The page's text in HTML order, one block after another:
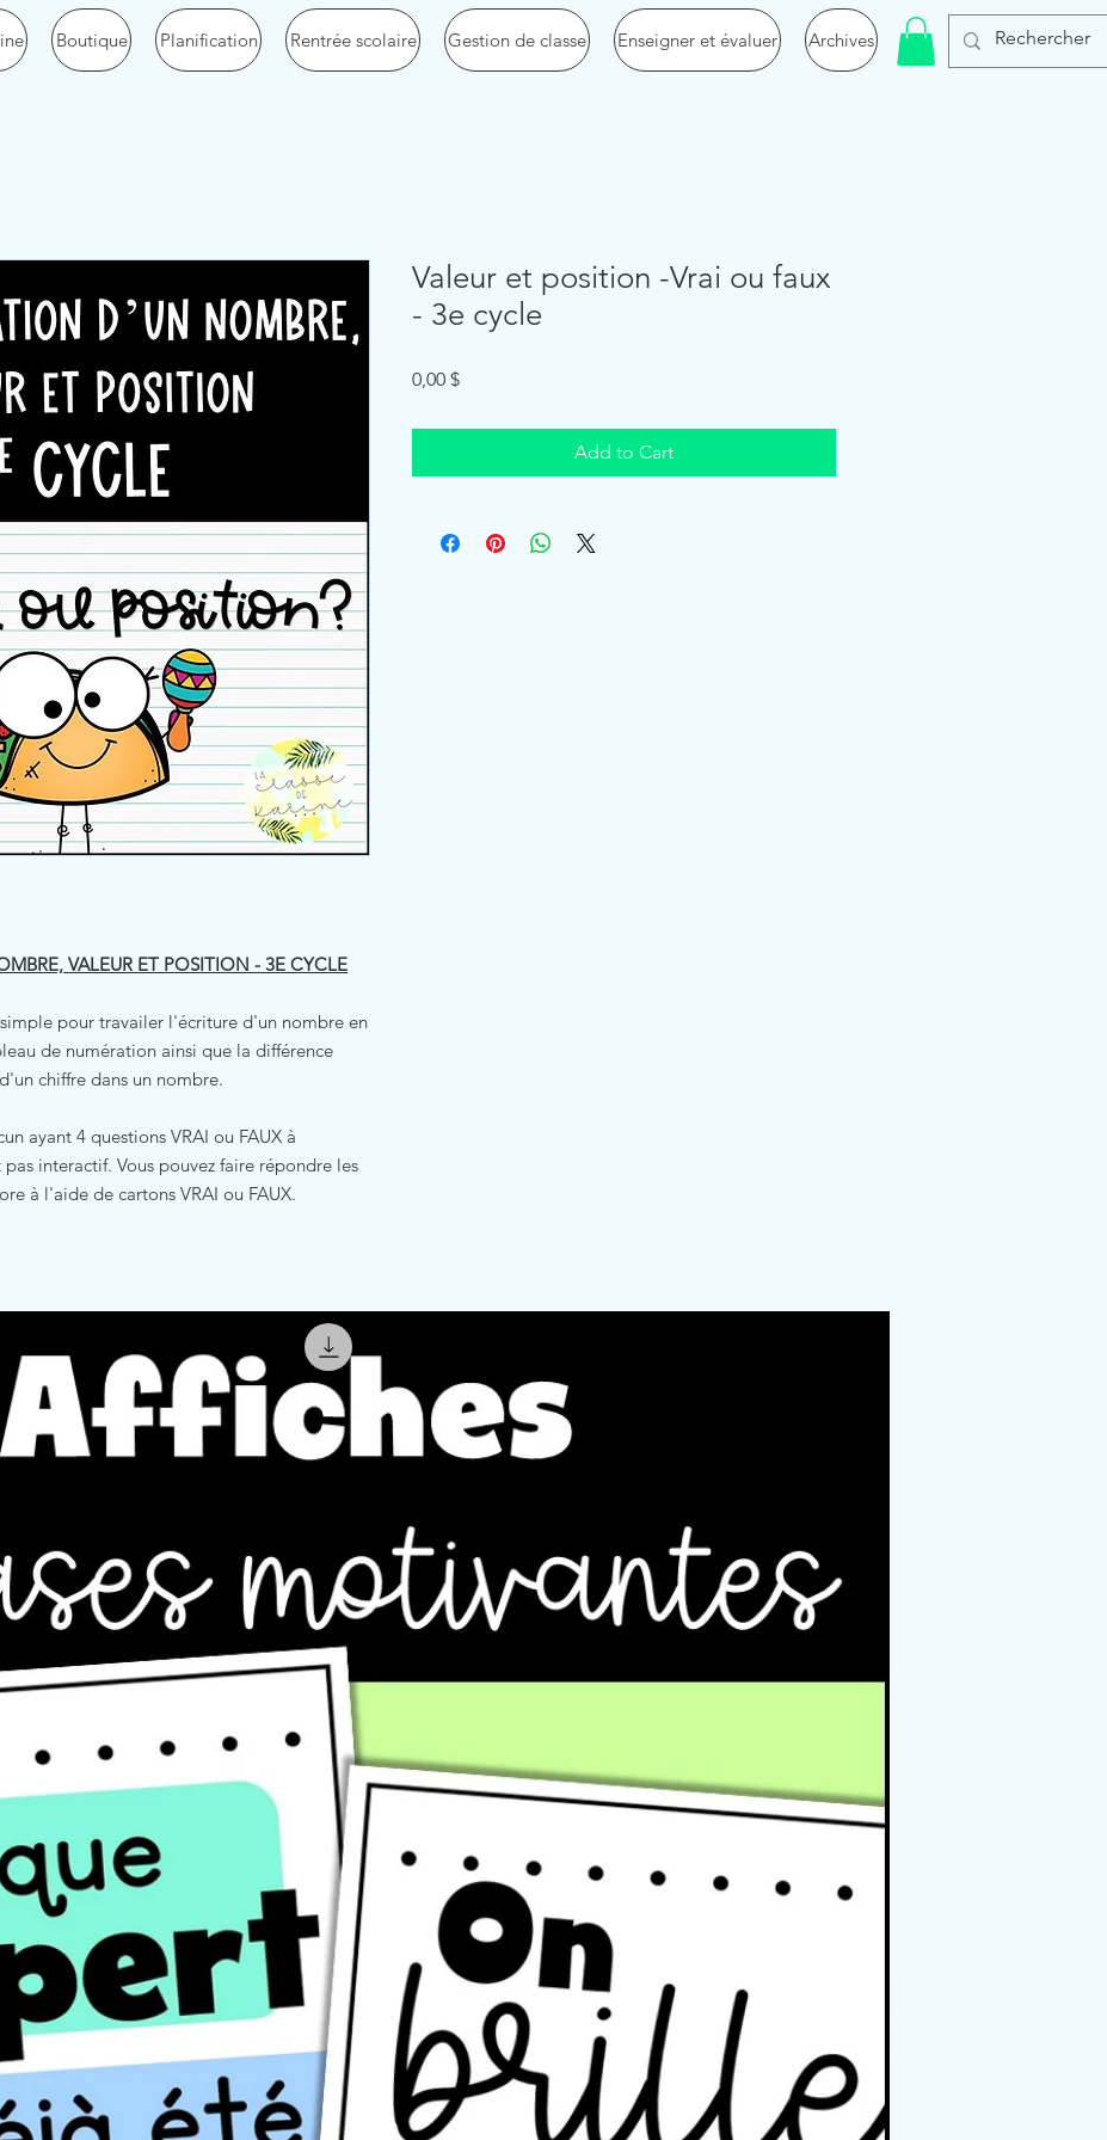
Boutique Planification Rentrée scolaire Gestion de classe Enseigner et évaluer Archives
VALEUR ET POSITION - 3E CYCLE
pour travailer l'écriture d'un nombre en
de numération ainsi que la différence
chiffre dans un nombre.
ayant 4 questions VRAI ou FAUX à
interactif. Vous pouvez faire répondre les
à l'aide de cartons VRAI ou FAUX.
Valeur et position -Vrai ou faux
- 3e cycle
0,00 $Price
Add to Cart